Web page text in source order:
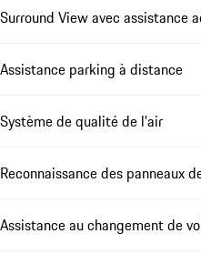
Surround View avec assistance
Assistance parking à distance
Système de qualité de l'air
Reconnaissance des panneaux
Assistance au changement de